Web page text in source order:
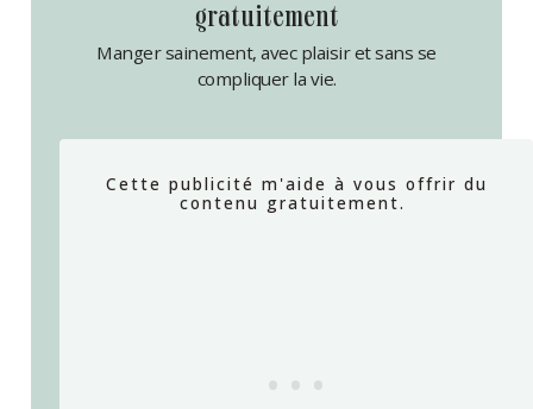
gratuitement
Manger sainement, avec plaisir et sans se
compliquer la vie.